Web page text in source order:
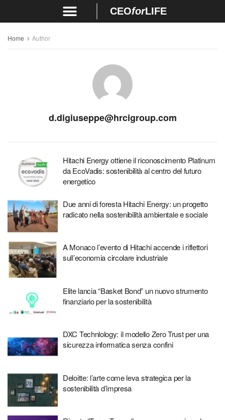
CEOforLIFE
Home Author
d.digiuseppe@hrcigroup.com
Hitachi Energy ottiene il riconoscimento Platinum
da EcoVadis: sostenibilità al centro del futuro
energetico
Due anni di foresta Hitachi Energy: un progetto
radicato nella sostenibilità ambientale e sociale
A Monaco l’evento di Hitachi accende i riflettori
sull’economia circolare industriale
Elite lancia “Basket Bond” un nuovo strumento
finanziario per la sostenibilità
DXC Technlology: il modello Zero Trust per una
sicurezza informatica senza confini
Deloitte: l’arte come leva strategica per la
sostenibilità d’impresa